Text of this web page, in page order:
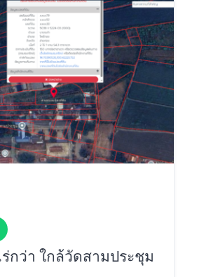
กว่า ใกล้วัดสามประชุม